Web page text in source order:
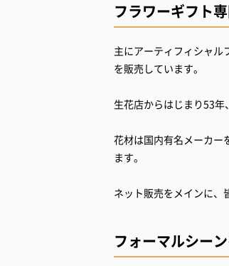
フラワーギフト
主にアーティフィシャル
を販売しています。
生花店からはじまり53年
花材は国内有名メーカー
ます。
ネット販売をメインに、
フォーマルシー